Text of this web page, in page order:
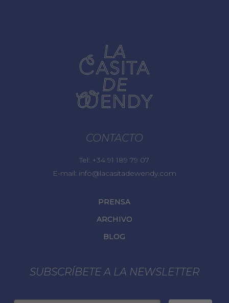
CONTACTO
Tel: +34 91 189 79 07
E-mail: info@lacasitadewendy.com
PRENSA
ARCHIVO
BLOG
SUBSCRÍBETE A LA NEWSLETTER